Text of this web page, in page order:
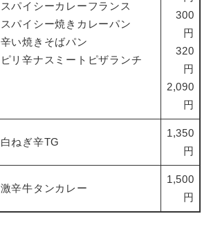
スパイシーカレーフランス
スパイシー焼きカレーパン
辛い焼きそばパン
ピリ辛ナスミートピザランチ
300
円
320
円
2,090
円
白ねぎ辛TG
1,350
円
激辛牛タンカレー
1,500
円